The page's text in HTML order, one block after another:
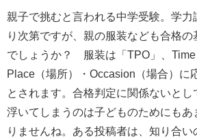
親子で挑むと言われる中学受験。学
り次第ですが、親の服装なども合格
でしょうか？ 服装は「TPO」、Time
Place（場所）・Occasion（場合）に
とされます。合格判定に関係ないとし
浮いてしまうのは子どものためにもあ
りませんね。ある投稿者は、知り合い